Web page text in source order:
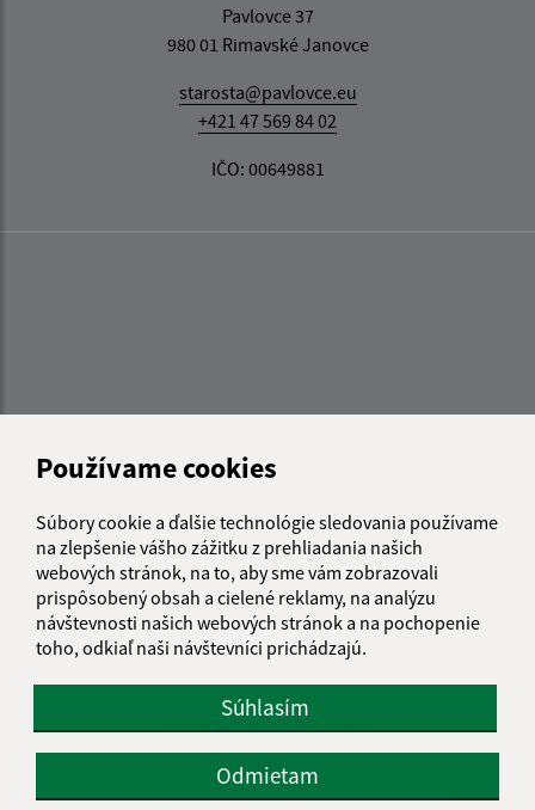
Používame cookies
Súbory cookie a ďalšie technológie sledovania používame
na zlepšenie vášho zážitku z prehliadania našich
webových stránok, na to, aby sme vám zobrazovali
prispôsobený obsah a cielené reklamy, na analýzu
návštevnosti našich webových stránok a na pochopenie
toho, odkiaľ naši návštevníci prichádzajú.
Súhlasím
Odmietam
Pavlovce 37
980 01 Rimavské Janovce
starosta@pavlovce.eu
+421 47 569 84 02
IČO: 00649881
Informácie o stránke:
Vyhlásenie o prístupnosti
Autorské práva
Ochrana osobných údajov
Navigácia: